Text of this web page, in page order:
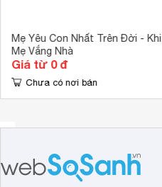
Mẹ Yêu Con Nhất Trên Đời - Khi
Mẹ Vắng Nhà
Giá từ 0 đ
Chưa có nơi bán